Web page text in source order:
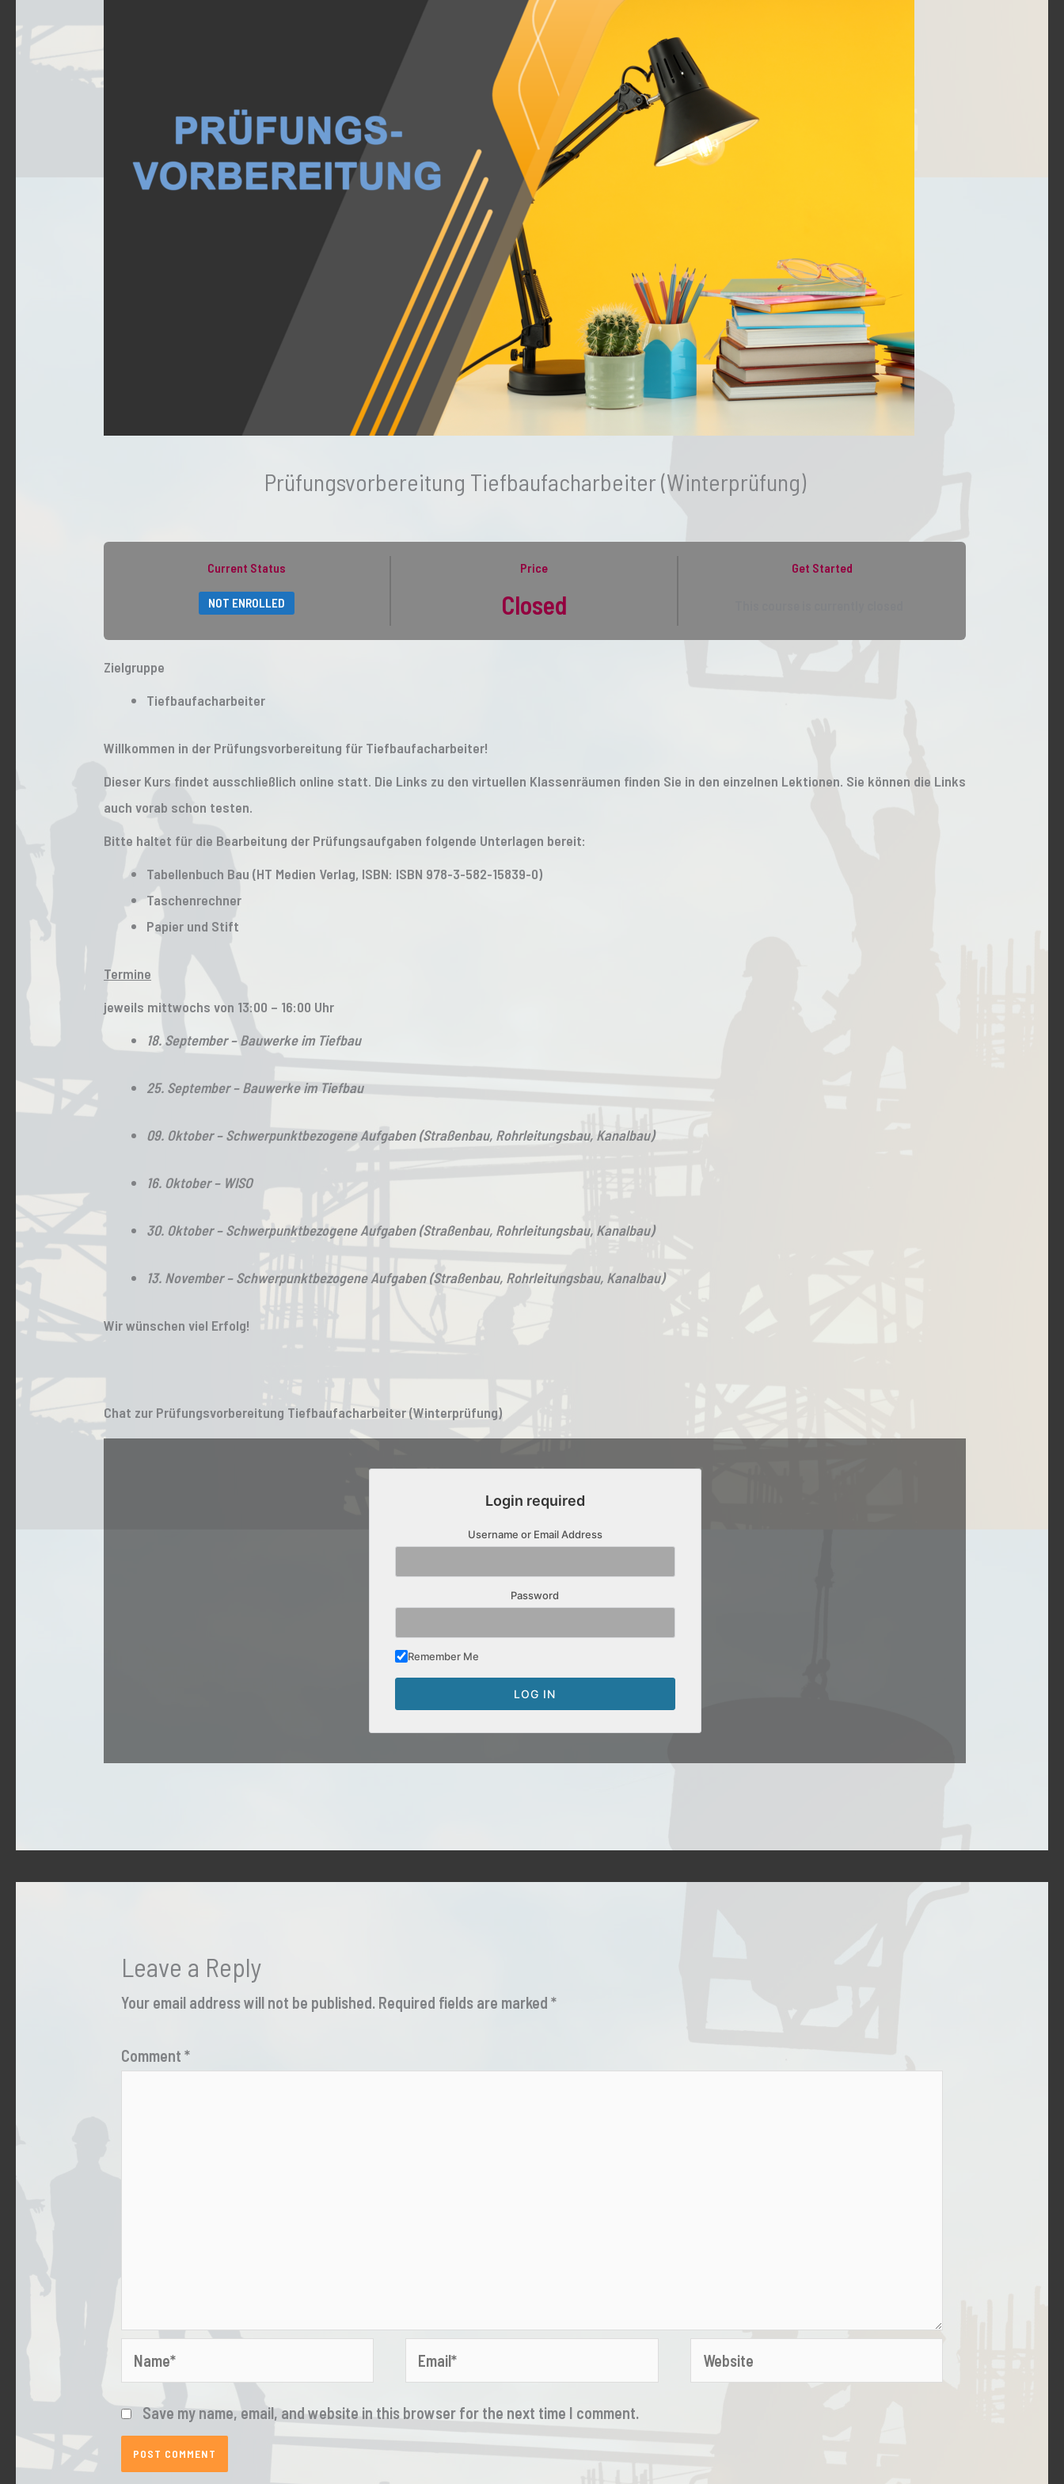
Prüfungsvorbereitung Tiefbaufacharbeiter (Winterprüfung)
Current Status
NOT ENROLLED
Price
Closed
Get Started
Zielgruppe
Tiefbaufacharbeiter
Willkommen in der Prüfungsvorbereitung für Tiefbaufacharbeiter!
Dieser Kurs findet ausschließlich online statt. Die Links zu den virtuellen Klassenräumen finden Sie in den einzelnen Lektionen. Sie können die Links
auch vorab schon testen.
Bitte haltet für die Bearbeitung der Prüfungsaufgaben folgende Unterlagen bereit:
Tabellenbuch Bau (HT Medien Verlag, ISBN: ISBN 978-3-582-15839-0)
Taschenrechner
Papier und Stift
Termine
jeweils mittwochs von 13:00 – 16:00 Uhr
18. September – Bauwerke im Tiefbau
25. September – Bauwerke im Tiefbau
09. Oktober – Schwerpunktbezogene Aufgaben (Straßenbau, Rohrleitungsbau, Kanalbau)
16. Oktober – WISO
30. Oktober – Schwerpunktbezogene Aufgaben (Straßenbau, Rohrleitungsbau, Kanalbau)
13. November – Schwerpunktbezogene Aufgaben (Straßenbau, Rohrleitungsbau, Kanalbau)
Wir wünschen viel Erfolg!
Chat zur Prüfungsvorbereitung Tiefbaufacharbeiter (Winterprüfung)
Login required
Username or Email Address
Password
Remember Me
Leave a Reply
Your email address will not be published. Required fields are marked*
Comment*
Name* Email* Website
Save my name, email, and website in this browser for the next time I comment.